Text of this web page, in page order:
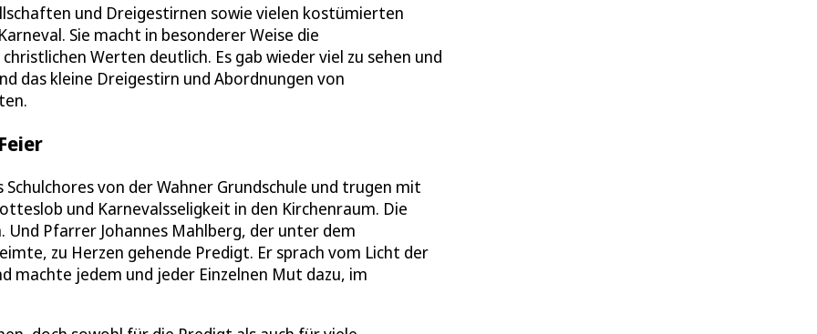
und Dreigestirnen sowie vielen kostümierten
Sie macht in besonderer Weise die
Werten deutlich. Es gab wieder viel zu sehen und
das kleine Dreigestirn und Abordnungen von
von der Wahner Grundschule und trugen mit
und Karnevalsseligkeit in den Kirchenraum. Die
Und Pfarrer Johannes Mahlberg, der unter dem
zu Herzen gehende Predigt. Er sprach vom Licht der
machte jedem und jeder Einzelnen Mut dazu, im